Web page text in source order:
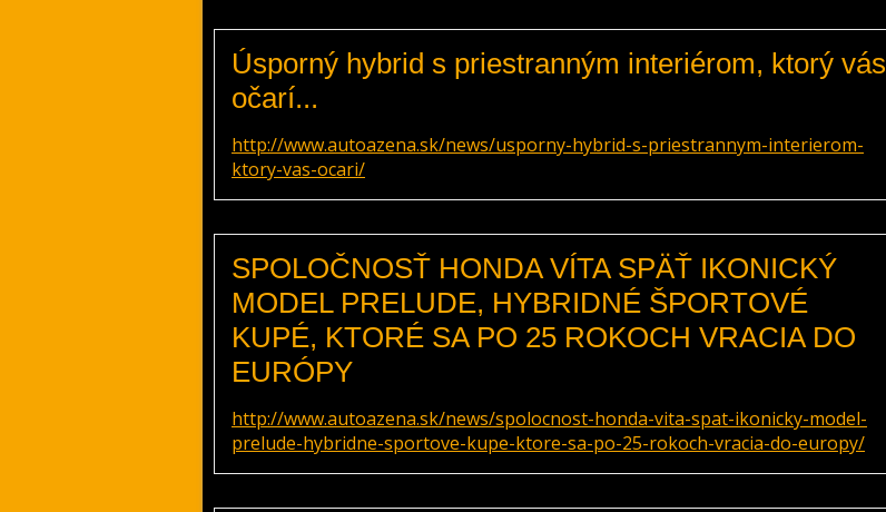
Úsporný hybrid s priestranným interiérom, ktorý vás
očarí...
http://www.autoazena.sk/news/usporny-hybrid-s-priestrannym-interierom-
ktory-vas-ocari/
SPOLOČNOSŤ HONDA VÍTA SPÄŤ IKONICKÝ
MODEL PRELUDE, HYBRIDNÉ ŠPORTOVÉ
KUPÉ, KTORÉ SA PO 25 ROKOCH VRACIA DO
EURÓPY
http://www.autoazena.sk/news/spolocnost-honda-vita-spat-ikonicky-model-
prelude-hybridne-sportove-kupe-ktore-sa-po-25-rokoch-vracia-do-europy/